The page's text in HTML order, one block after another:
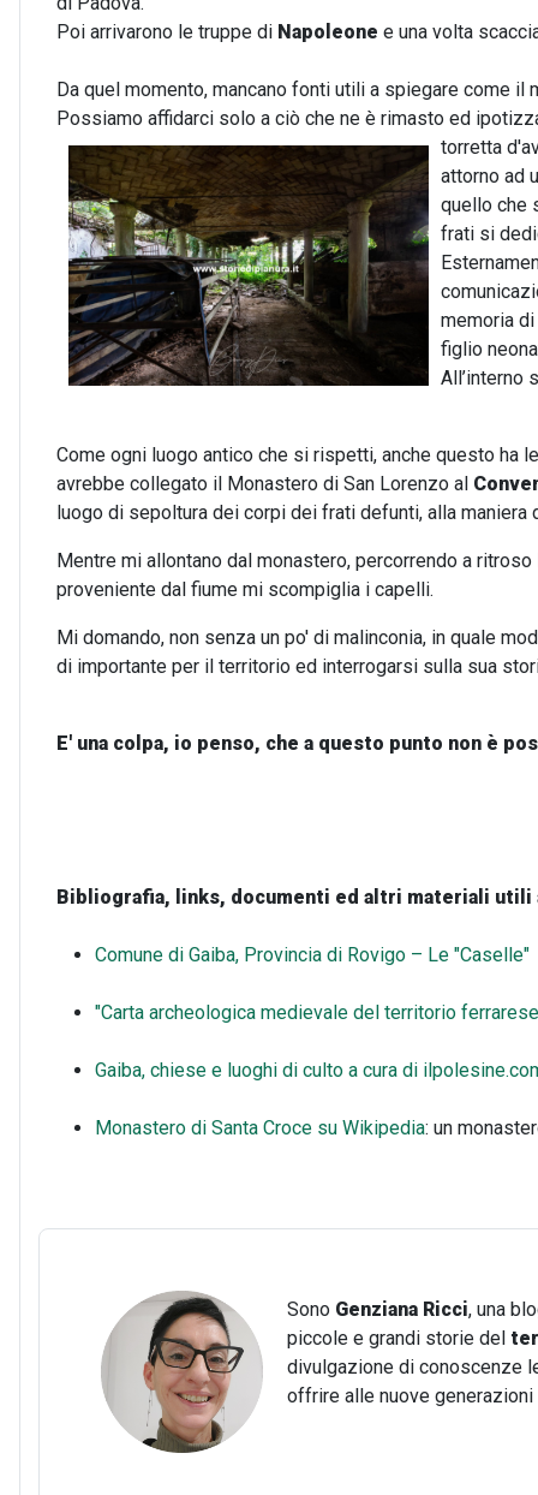
Poi arrivarono le truppe di Napoleone e una volta
Da quel momento, mancano fonti utili a spiegare come
Possiamo affidarci solo a ciò che ne è rimasto ed
torretta
attorno ad
quello che
frati si
memoria
figlio
All’interno
Come ogni luogo antico che si rispetti, anche questo ha
avrebbe collegato il Monastero di San Lorenzo al
luogo di sepoltura dei corpi dei frati defunti, alla maniera
Mentre mi allontano dal monastero, percorrendo a
proveniente dal fiume mi scompiglia i capelli.
Mi domando, non senza un po' di malinconia, in quale
di importante per il territorio ed interrogarsi sulla sua
E' una colpa, io penso, che a questo punto non è
Bibliografia, links, documenti ed altri materiali
Comune di Gaiba, Provincia di Rovigo – Le "Caselle"
"Carta archeologica medievale del territorio
Gaiba, chiese e luoghi di culto a cura di
Monastero di Santa Croce su Wikipedia: un
Sono Genziana Ricci, una
piccole e grandi storie del
divulgazione di conoscenze
offrire alle nuove